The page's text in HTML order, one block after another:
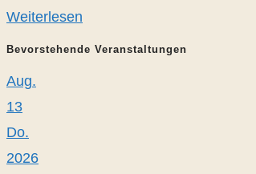
Weiterlesen
Bevorstehende Veranstaltungen
Aug.
13
Do.
2026